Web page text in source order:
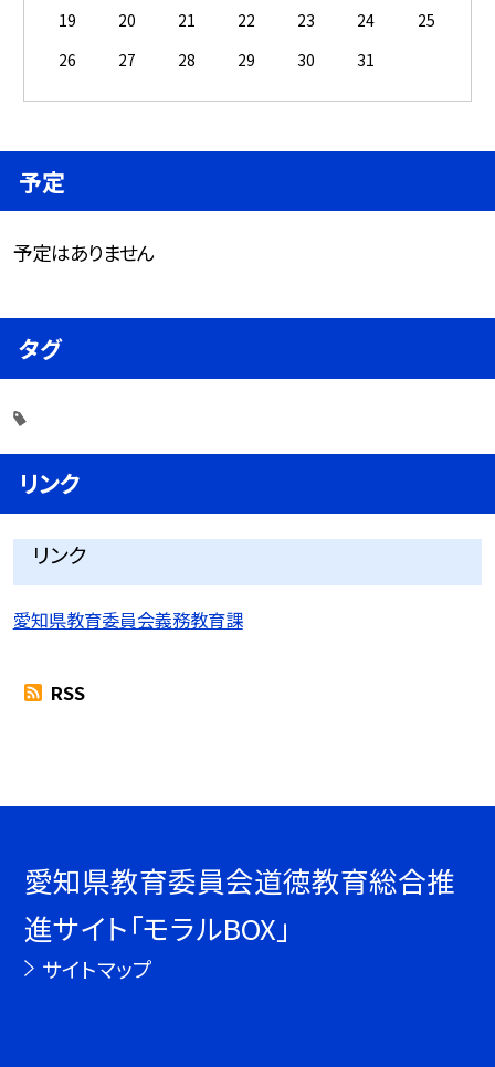
19
20 21 22 23 24
25
26
27 28 29 30 31
予定
予定はありません
タグ
リンク
リンク
愛知県教育委員会義務教育課
RSS
愛知県教育委員会道徳教育総合推
進サイト「モラルBOX」
サイトマップ